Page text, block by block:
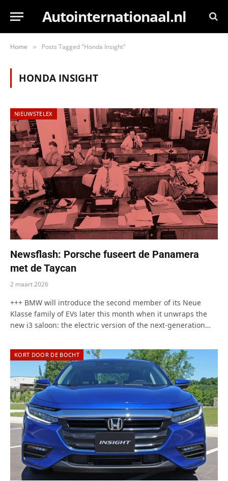
Autointernationaal.nl
Home » Posts Tagged "Honda Insight"
HONDA INSIGHT
NIEUWSTELEX
Newsflash: Porsche fuseert de Panamera
met de Taycan
2 maart 2026
+++ BMW will introduce the second member of its Neue
Klasse family of EVs later this month when it unwraps the
new i3 saloon: the electric version of the next-generation…
KORT DOOR DE BOCHT